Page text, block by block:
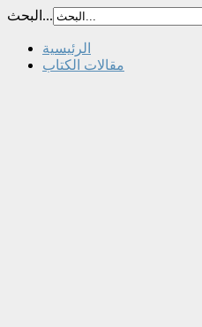
البحث...
الرئيسية
مقالات الكتاب